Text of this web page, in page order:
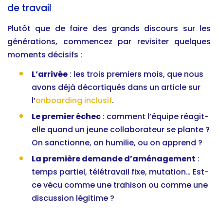
de travail
Plutôt que de faire des grands discours sur les
générations, commencez par revisiter quelques
moments décisifs :
L’arrivée : les trois premiers mois, que nous
avons déjà décortiqués dans un article sur
l’onboarding inclusif.
Le premier échec : comment l’équipe réagit-
elle quand un jeune collaborateur se plante ?
On sanctionne, on humilie, ou on apprend ?
La première demande d’aménagement :
temps partiel, télétravail fixe, mutation… Est-
ce vécu comme une trahison ou comme une
discussion légitime ?